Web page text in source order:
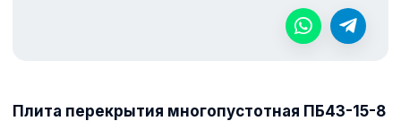
Плита перекрытия многопустотная ПБ43-15-8